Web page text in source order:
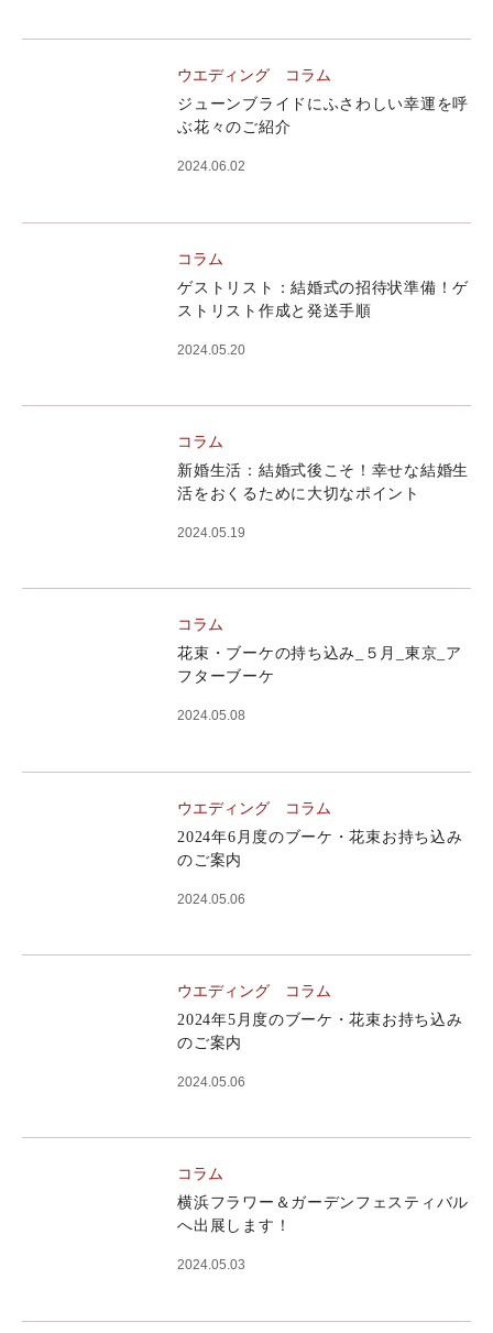
ウエディング コラム
ジューンブライドにふさわしい幸運を呼
ぶ花々のご紹介
2024.06.02
コラム
ゲストリスト：結婚式の招待状準備！ゲ
ストリスト作成と発送手順
2024.05.20
コラム
新婚生活：結婚式後こそ！幸せな結婚生
活をおくるために大切なポイント
2024.05.19
コラム
花束・ブーケの持ち込み_５月_東京_ア
フターブーケ
2024.05.08
ウエディング コラム
2024年6月度のブーケ・花束お持ち込み
のご案内
2024.05.06
ウエディング コラム
2024年5月度のブーケ・花束お持ち込み
のご案内
2024.05.06
コラム
横浜フラワー＆ガーデンフェスティバル
へ出展します！
2024.05.03